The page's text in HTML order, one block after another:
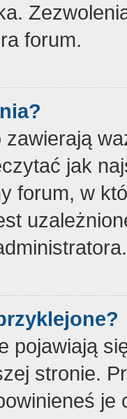
forum.
zawierają
jak
forum, w
pojawiają
stronie.
je